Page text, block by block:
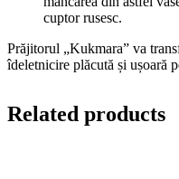
cuptor rusesc.
Prăjitorul „Kukmara” va
îdeletnicire plăcută și ușoară
Related products